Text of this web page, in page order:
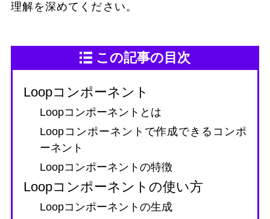
理解を深めてください。
この記事の目次
Loopコンポーネント
Loopコンポーネントとは
Loopコンポーネントで作成できるコンポ
ーネント
Loopコンポーネントの特徴
Loopコンポーネントの使い方
Loopコンポーネントの生成